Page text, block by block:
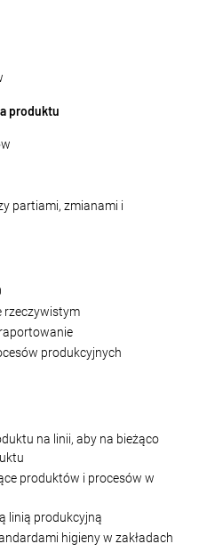
produktu
partiami, zmianami i
rzeczywistym
produkcyjnych
na linii, aby na bieżąco
produktów i procesów w
linią produkcyjną
higieny w zakładach